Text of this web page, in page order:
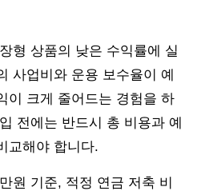
형 상품의 낮은 수익률에 실
사업비와 운용 보수율이 예
이 크게 줄어드는 경험을 하
전에는 반드시 총 비용과 예
교해야 합니다.
원 기준, 적정 연금 저축 비